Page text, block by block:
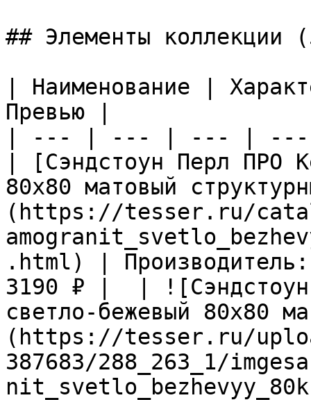
## Элементы коллекции
| Наименование |
Превью |
| --- | --- | --- |
| [Сэндстоун Перл ПРО
80х80 матовый
(https://tesser.ru/
.html) |
3190 ₽ |  | ![Сэндстоун
светло-бежевый 80х80
(https://tesser.ru/
387683/288_263_1/